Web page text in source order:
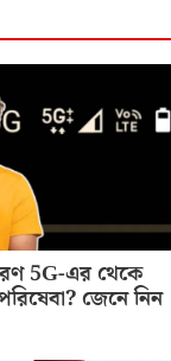
5G-এর থেকে
জেনে নিন